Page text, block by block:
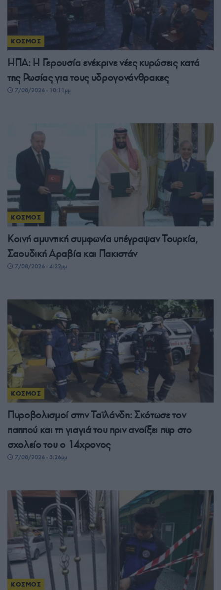
ΚΟΣΜΟΣ
ΗΠΑ: Η Γερουσία ενέκρινε νέες κυρώσεις κατά
της Ρωσίας για τους υδρογονάνθρακες
7/08/2026 - 10:11μμ
ΚΟΣΜΟΣ
Κοινή αμυντική συμφωνία υπέγραψαν Τουρκία,
Σαουδική Αραβία και Πακιστάν
7/08/2026 - 4:22μμ
ΚΟΣΜΟΣ
Πυροβολισμοί στην Ταϊλάνδη: Σκότωσε τον
παππού και τη γιαγιά του πριν ανοίξει πυρ στο
σχολείο του ο 14χρονος
7/08/2026 - 3:26μμ
ΚΟΣΜΟΣ